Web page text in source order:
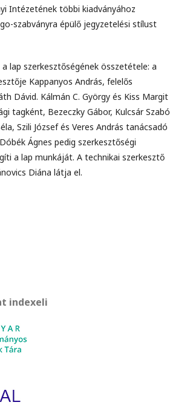
Intézetének többi kiadványához
szabványra épülő jegyzetelési stílust
lap szerkesztőségének összetétele: a
Kappanyos András, felelős
Dávid. Kálmán C. György és Kiss Margit
tagként, Bezeczky Gábor, Kulcsár Szabó
Szili József és Veres András tanácsadó
Ágnes pedig szerkesztőségi
a lap munkáját. A technikai szerkesztő
Diána látja el.
indexeli